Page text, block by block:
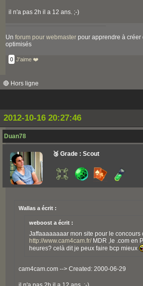
il n'a pas 2h il a 12 ans. ;-)
Un forum pour webmaster pour apprendre à créer
optimisés
0 J'aime ❤️
🔴 Hors ligne
2012-10-16 20:27:46
Duan78
🥉 Grade : Scout
Wallas a écrit :
weboost a écrit :
Jaffaaaaaaaar mon site pour le concours
http://www.cam4cam.fr/MDR ,le .com en
heures? celà dit je peux faire bcp mieux
cam4cam.com --> Created: 2000-06-29